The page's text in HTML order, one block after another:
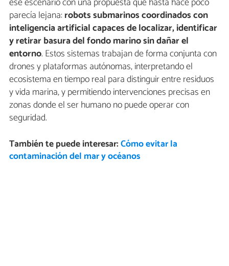
parecía lejana:robots submarinos coordinados con
inteligencia artificial capaces de localizar, identificar
y retirar basura del fondo marino sin dañar el
entorno. Estos sistemas trabajan de forma conjunta con
drones y plataformas autónomas, interpretando el
ecosistema en tiempo real para distinguir entre residuos
y vida marina, y permitiendo intervenciones precisas en
zonas donde el ser humano no puede operar con
seguridad.
También te puede interesar:Cómo evitar la
contaminación del mar y océanos